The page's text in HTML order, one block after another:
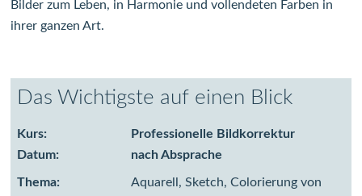
Bilder zum Leben, in Harmonie und vollendeten Farben in
ihrer ganzen Art.
Das Wichtigste auf einen Blick
Kurs:
Professionelle Bildkorrektur
Datum:
nach Absprache
Thema:
Aquarell, Sketch, Colorierung von